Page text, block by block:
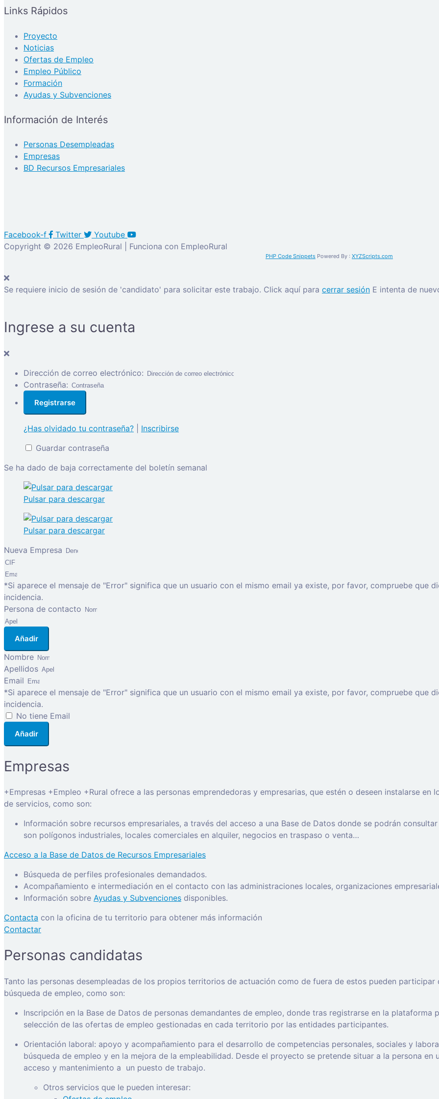
Links Rápidos
Proyecto
Noticias
Ofertas de Empleo
Empleo Público
Formación
Ayudas y Subvenciones
Información de Interés
Personas Desempleadas
Empresas
BD Recursos Empresariales
Facebook-f Twitter
Youtube
Copyright © 2026 EmpleoRural | Funciona con EmpleoRural
PHP Code Snippets Powered By : XYZScripts.com
Se requiere inicio de sesión de 'candidato' para solicitar este trabajo. Click aquí para cerrar sesión E intenta de
Ingrese a su cuenta
Dirección de correo electrónico:
Contraseña:
¿Has olvidado tu contraseña?
Inscribirse
Guardar contraseña
Se ha dado de baja correctamente del boletín semanal
Pulsar para descargar
Pulsar para descargar
Nueva Empresa
*Si aparece el mensaje de "Error" significa que un usuario con el mismo email ya existe, por favor, compruebe que
incidencia.
Persona de contacto
Añadir
Nombre
Apellidos
Email
*Si aparece el mensaje de "Error" significa que un usuario con el mismo email ya existe, por favor, compruebe que
incidencia.
No tiene Email
Añadir
Empresas
+Empresas +Empleo +Rural ofrece a las personas emprendedoras y empresarias, que estén o deseen instalarse
de servicios, como son:
Información sobre recursos empresariales, a través del acceso a una Base de Datos donde se podrán
son polígonos industriales, locales comerciales en alquiler, negocios en traspaso o venta…
Acceso a la Base de Datos de Recursos Empresariales
Búsqueda de perfiles profesionales demandados.
Acompañamiento e intermediación en el contacto con las administraciones locales, organizaciones
Información sobre Ayudas y Subvenciones disponibles.
Contacta con la oficina de tu territorio para obtener más información
Contactar
Personas candidatas
Tanto las personas desempleadas de los propios territorios de actuación como de fuera de estos pueden
búsqueda de empleo, como son:
Inscripción en la Base de Datos de personas demandantes de empleo, donde tras registrarse en la
selección de las ofertas de empleo gestionadas en cada territorio por las entidades participantes.
Orientación laboral: apoyo y acompañamiento para el desarrollo de competencias personales, sociales y
búsqueda de empleo y en la mejora de la empleabilidad. Desde el proyecto se pretende situar a la persona
acceso y mantenimiento a un puesto de trabajo.
Otros servicios que le pueden interesar: